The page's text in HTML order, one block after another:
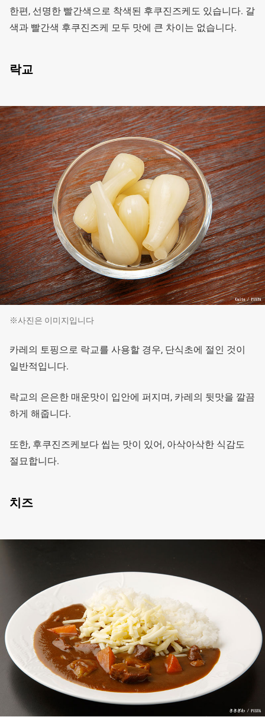
한편, 선명한 빨간색으로 착색된 후쿠진즈케도 있습니다. 갈
색과 빨간색 후쿠진즈케 모두 맛에 큰 차이는 없습니다.
락교
※사진은 이미지입니다
카레의 토핑으로 락교를 사용할 경우, 단식초에 절인 것이
일반적입니다.
락교의 은은한 매운맛이 입안에 퍼지며, 카레의 뒷맛을 깔끔
하게 해줍니다.
또한, 후쿠진즈케보다 씹는 맛이 있어, 아삭아삭한 식감도
절묘합니다.
치즈